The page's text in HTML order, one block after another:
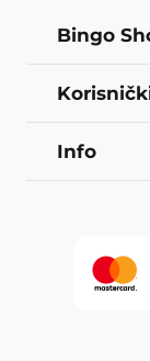
Bingo
Info